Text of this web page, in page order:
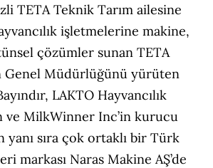
TETA Teknik Tarım ailesine
işletmelerine makine,
çözümler sunan TETA
Genel Müdürlüğünü yürüten
LAKTO Hayvancılık
MilkWinner Inc’in kurucu
yanı sıra çok ortaklı bir Türk
markası Naras Makine AŞ’de